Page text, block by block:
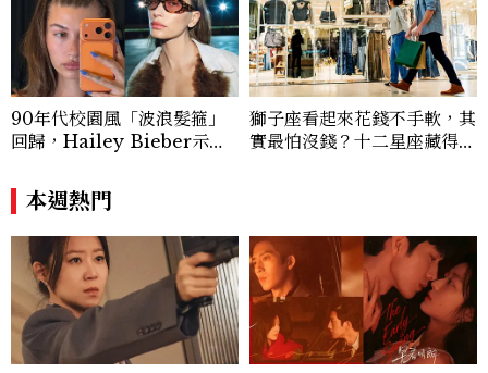
記錄時代，更是溫柔的行動——在每一段訪
談與每一篇文章裡，留下值得反覆回味的
光。
90年代校園風「波浪髮箍」
回歸，Hailey Bieber示範
u髮箍未開賣先爆紅！
獅子座看起來花錢不手軟，其
實最怕沒錢？十二星座藏得最
本週熱門